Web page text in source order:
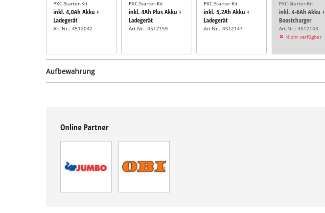
PXC-Starter-Kit
inkl. 4,0Ah Akku +
Ladegerät
Art.Nr.: 4512042
PXC-Starter-Kit
inkl. 4Ah Plus Akku +
Ladegerät
Art.Nr.: 4512159
PXC-Starter-Kit
inkl. 5,2Ah Akku +
Ladegerät
Art.Nr.: 4512147
PXC-Starter-Kit
inkl. 4-6Ah Akku +
Boostcharger
Art.Nr.: 4512143
Nicht verfügbar
Aufbewahrung
inkl. E-Case M
Online Partner